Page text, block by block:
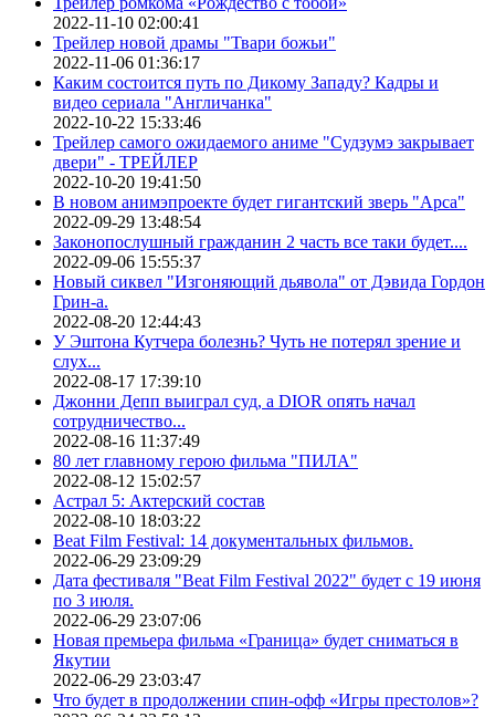
2022-11-10 02:00:41
Трейлер новой драмы "Твари божьи"
2022-11-06 01:36:17
Каким состоится путь по Дикому Западу? Кадры и
видео сериала "Англичанка"
2022-10-22 15:33:46
Трейлер самого ожидаемого аниме "Судзумэ закрывает
двери" - ТРЕЙЛЕР
2022-10-20 19:41:50
В новом анимэпроекте будет гигантский зверь "Арса"
2022-09-29 13:48:54
Законопослушный гражданин 2 часть все таки будет....
2022-09-06 15:55:37
Новый сиквел "Изгоняющий дьявола" от Дэвида Гордон
Грин-а.
2022-08-20 12:44:43
У Эштона Кутчера болезнь? Чуть не потерял зрение и
слух...
2022-08-17 17:39:10
Джонни Депп выиграл суд, а DIOR опять начал
сотрудничество...
2022-08-16 11:37:49
80 лет главному герою фильма "ПИЛА"
2022-08-12 15:02:57
Астрал 5: Актерский состав
2022-08-10 18:03:22
Beat Film Festival: 14 документальных фильмов.
2022-06-29 23:09:29
Дата фестиваля "Beat Film Festival 2022" будет с 19 июня
по 3 июля.
2022-06-29 23:07:06
Новая премьера фильма «Граница» будет сниматься в
Якутии
2022-06-29 23:03:47
Что будет в продолжении спин-офф «Игры престолов»?